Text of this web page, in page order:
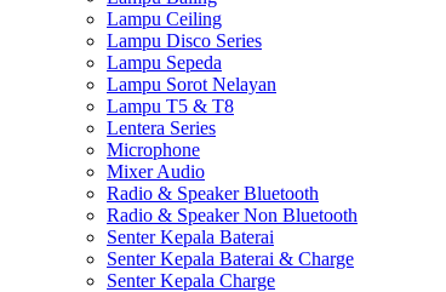
Lampu Ceiling
Lampu Disco Series
Lampu Sepeda
Lampu Sorot Nelayan
Lampu T5 & T8
Lentera Series
Microphone
Mixer Audio
Radio & Speaker Bluetooth
Radio & Speaker Non Bluetooth
Senter Kepala Baterai
Senter Kepala Baterai & Charge
Senter Kepala Charge